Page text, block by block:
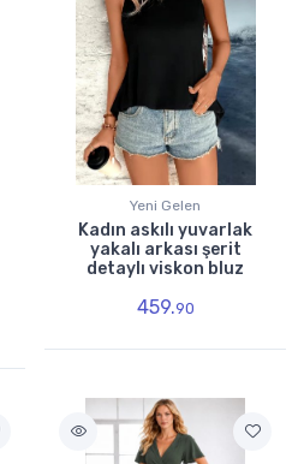
Yeni Gelen
Kadın askılı yuvarlak
yakalı arkası şerit
detaylı viskon bluz
459.90